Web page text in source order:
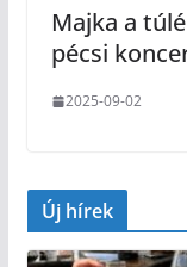
Majka a
pécsi
2025-09-02
Új hírek